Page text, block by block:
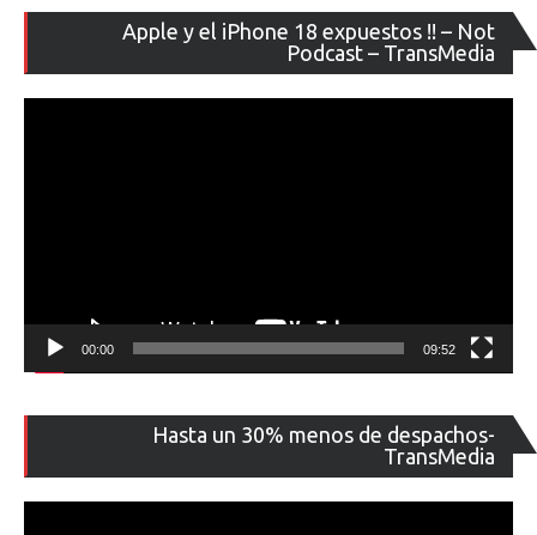
Apple y el iPhone 18 expuestos !! – Not
Podcast – TransMedia
de
00:00 09:52
Hasta un 30% menos de despachos-
TransMedia
de